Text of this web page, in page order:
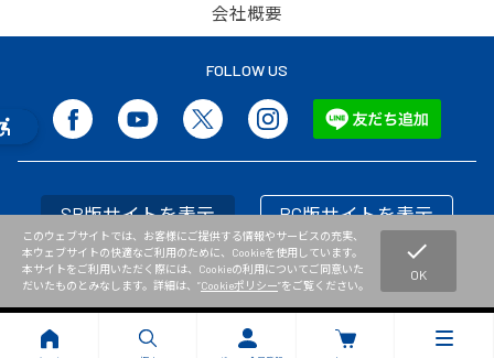
会社概要
FOLLOW US
SP版サイトを表示 PC版サイトを表示
Copyright © NISHI Athletic Goods Co.,Ltd. All Rights Reserved.
このウェブサイトでは、お客様にご提供する情報やサービスの充実、
本ウェブサイトの快適なご利用のために、Cookieを使用しています。
本サイトをご利用いただく際には、Cookieの利用についてご同意いた
だいたものとみなします。詳細は、”Cookieポリシー”をご覧ください。
check
OK